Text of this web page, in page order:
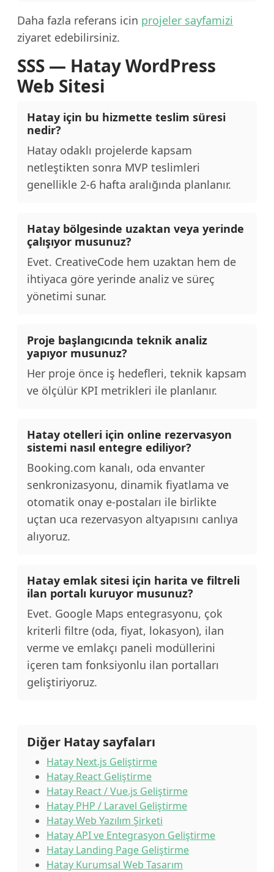
Daha fazla referans icin projeler sayfamizi
ziyaret edebilirsiniz.
SSS — Hatay WordPress
Web Sitesi
Hatay için bu hizmette teslim süresi
nedir?
Hatay odaklı projelerde kapsam
netleştikten sonra MVP teslimleri
genellikle 2-6 hafta aralığında planlanır.
Hatay bölgesinde uzaktan veya yerinde
çalışıyor musunuz?
Evet. CreativeCode hem uzaktan hem de
ihtiyaca göre yerinde analiz ve süreç
yönetimi sunar.
Proje başlangıcında teknik analiz
yapıyor musunuz?
Her proje önce iş hedefleri, teknik kapsam
ve ölçülür KPI metrikleri ile planlanır.
Hatay otelleri için online rezervasyon
sistemi nasıl entegre ediliyor?
Booking.com kanalı, oda envanter
senkronizasyonu, dinamik fiyatlama ve
otomatik onay e-postaları ile birlikte
uçtan uca rezervasyon altyapısını canlıya
alıyoruz.
Hatay emlak sitesi için harita ve filtreli
ilan portalı kuruyor musunuz?
Evet. Google Maps entegrasyonu, çok
kriterli filtre (oda, fiyat, lokasyon), ilan
verme ve emlakçı paneli modüllerini
içeren tam fonksiyonlu ilan portalları
geliştiriyoruz.
Diğer Hatay sayfaları
Hatay Next.js Geliştirme
Hatay React Geliştirme
Hatay React / Vue.js Geliştirme
Hatay PHP / Laravel Geliştirme
Hatay Web Yazılım Şirketi
Hatay API ve Entegrasyon Geliştirme
Hatay Landing Page Geliştirme
Hatay Kurumsal Web Tasarım